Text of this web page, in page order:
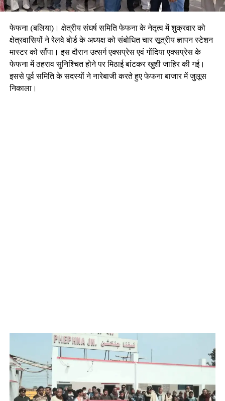
फेफना (बलिया)। क्षेत्रीय संघर्ष समिति फेफना के नेतृत्व में शुक्रवार को
क्षेत्रवासियों ने रेलवे बोर्ड के अध्यक्ष को संबोधित चार सूत्रीय ज्ञापन स्टेशन
मास्टर को सौंपा। इस दौरान उत्सर्ग एक्सप्रेस एवं गोंदिया एक्सप्रेस के
फेफना में ठहराव सुनिश्चित होने पर मिठाई बांटकर खुशी जाहिर की गई।
इससे पूर्व समिति के सदस्यों ने नारेबाजी करते हुए फेफना बाजार में जुलूस
निकाला।